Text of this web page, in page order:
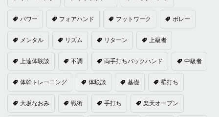
パワー フォアハンド フットワーク ボレー
メンタル リズム リターン 上級者
上達体験談 不調 両手打ちバックハンド 中級者
体幹トレーニング 体験談 基礎 壁打ち
大坂なおみ 戦術 手打ち 楽天オープン